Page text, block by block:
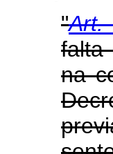
"
falta
na